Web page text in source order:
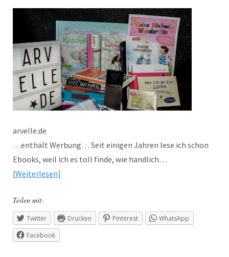
arvelle.de
…enthält Werbung… Seit einigen Jahren lese ich schon
Ebooks, weil ich es toll finde, wie handlich…
Weiterlesen
Teilen mit:
Twitter Drucken Pinterest
WhatsApp
Facebook